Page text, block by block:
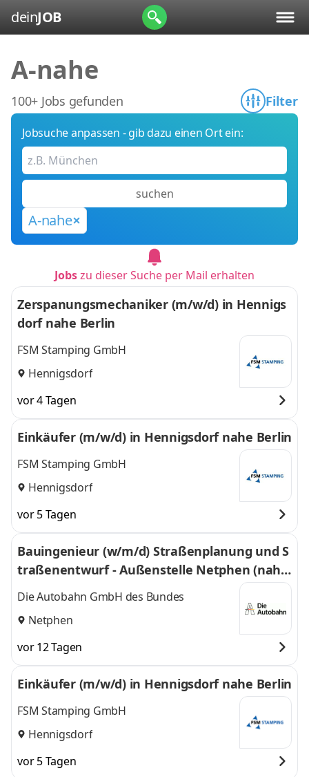
deinJOB
A-nahe
100+ Jobs gefunden Filter
Jobsuche anpassen - gib dazu einen Ort ein:
suchen
A-nahe
Jobszu dieser Suche per Mail erhalten
Zerspanungsmechaniker (m/w/d) in Hennigs
dorf nahe Berlin
FSM Stamping GmbH
Hennigsdorf
vor 4 Tagen
Einkäufer (m/w/d) in Hennigsdorf nahe Berlin
FSM Stamping GmbH
Hennigsdorf
vor 5 Tagen
Bauingenieur (w/m/d) Straßenplanung und S
traßenentwurf - Außenstelle Netphen (nahe
Siegen)
Die Autobahn GmbH des Bundes
Netphen
vor 12 Tagen
Einkäufer (m/w/d) in Hennigsdorf nahe Berlin
FSM Stamping GmbH
Hennigsdorf
vor 5 Tagen